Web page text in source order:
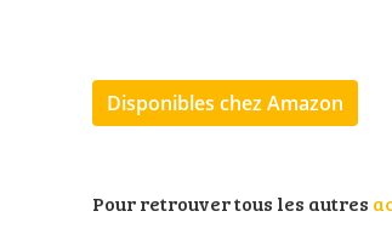
Disponibles chez Amazon
Pour retrouver tous les autres